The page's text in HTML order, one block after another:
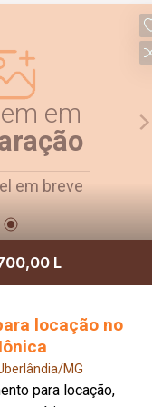
natural. Destaque
com
para momentos de
O apartamento
e 02 vagas
em
em breve
L
locação no
MG
para locação,